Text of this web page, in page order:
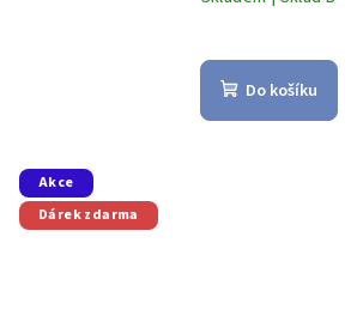
Do košíku
Akce
Dárek zdarma